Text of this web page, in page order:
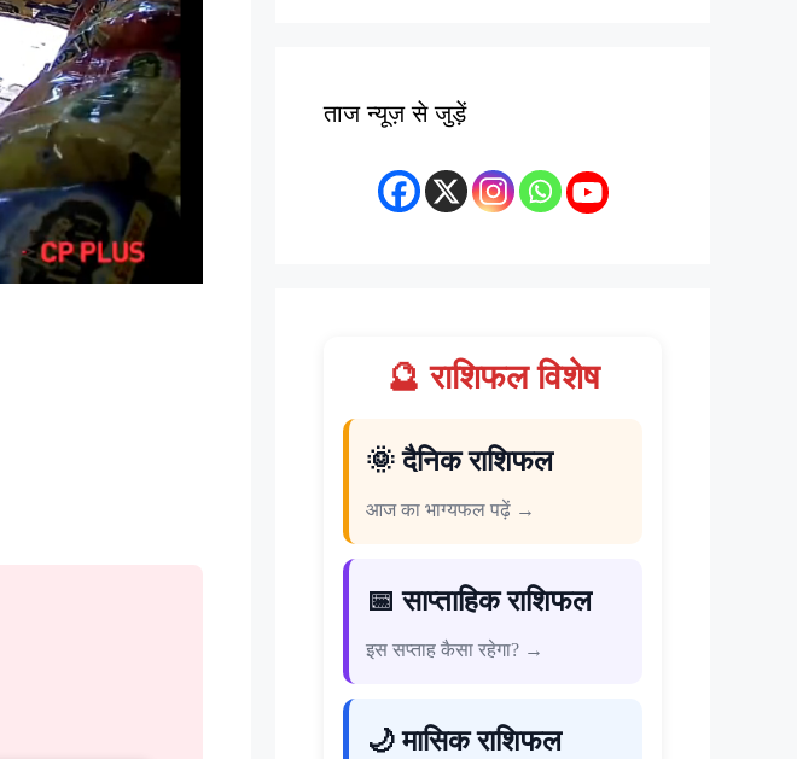
ताज न्यूज़ से जुड़ें
🔮 राशिफल विशेष
🌞 दैनिक राशिफल
आज का भाग्यफल पढ़ें →
📅 साप्ताहिक राशिफल
इस सप्ताह कैसा रहेगा? →
🌙 मासिक राशिफल